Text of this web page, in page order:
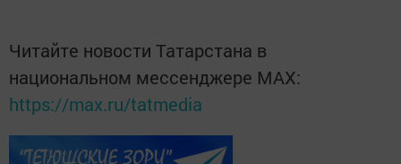
Читайте новости Татарстана в
национальном мессенджере MАХ:
https://max.ru/tatmedia